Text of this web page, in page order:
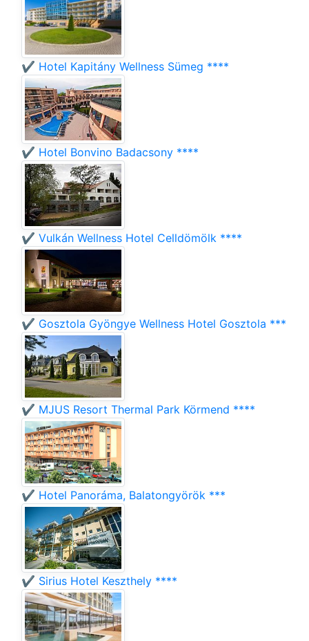
✔️ Hotel Kapitány Wellness Sümeg ****
✔️ Hotel Bonvino Badacsony ****
✔️ Vulkán Wellness Hotel Celldömölk ****
✔️ Gosztola Gyöngye Wellness Hotel Gosztola ***
✔️ MJUS Resort Thermal Park Körmend ****
✔️ Hotel Panoráma, Balatongyörök ***
✔️ Sirius Hotel Keszthely ****